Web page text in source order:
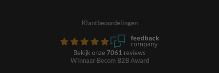
Klantbeoordelingen
Bekijk onze 7061 reviews
Winnaar Becom B2B Award